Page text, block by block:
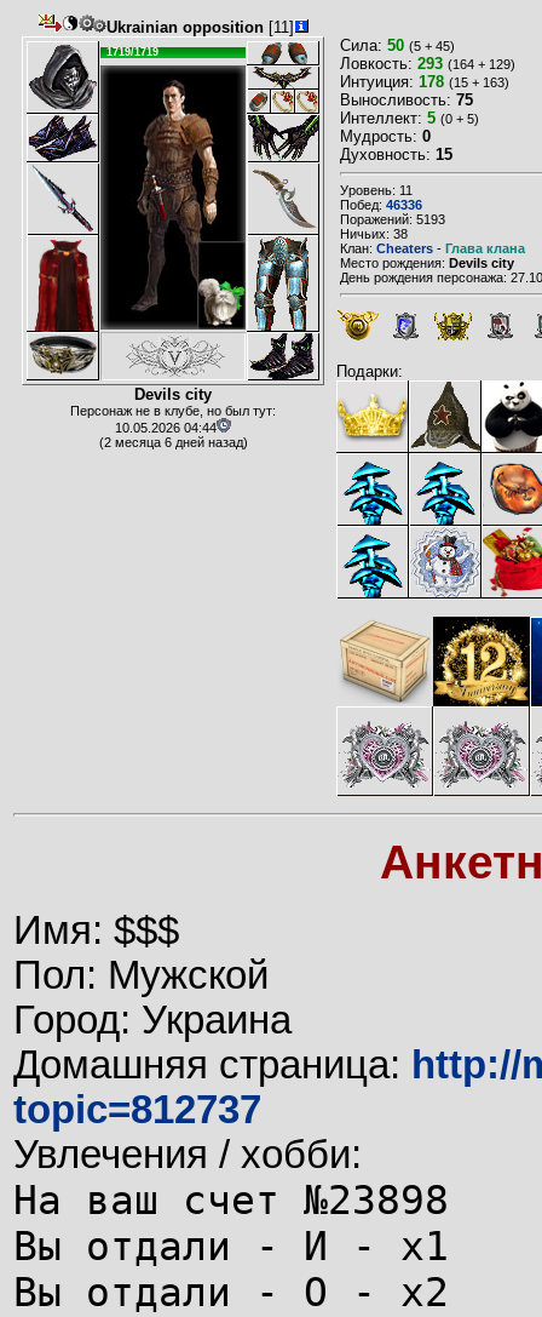
Ukrainian opposition[11]
1719/1719
Devils city
Персонаж не в клубе, но был тут:
10.05.2026 04:44
(2 месяца 6 дней назад)
Сила: 50 (5 + 45)
Ловкость: 293 (164 + 129)
Интуиция: 178 (15 + 163)
Выносливость: 75
Интеллект: 5 (0 + 5)
Мудрость: 0
Духовность: 15
Уровень: 11
Побед: 46336
Поражений: 5193
Ничьих: 38
Клан: Cheaters - Глава клана
Место рождения: Devils city
День рождения персонажа:
Подарки:
Имя: $$$
Пол: Мужской
Город: Украина
Домашняя страница: http://
topic=812737
Увлечения / хобби:
На ваш счет №23898
Вы отдали - И - х1
Вы отдали - О - x2